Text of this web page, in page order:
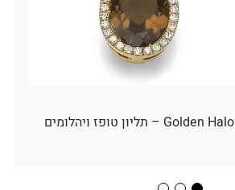
Golden Halo – תליון טופז ויהלומים